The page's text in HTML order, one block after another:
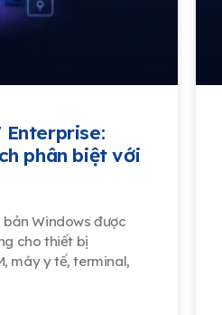
Enterprise:
phân biệt với
Windows được
cho thiết bị
máy y tế, terminal,